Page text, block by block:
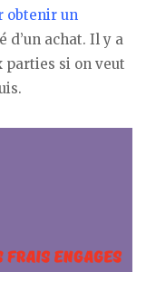
obtenir un
d’un achat. Il y a
parties si on veut